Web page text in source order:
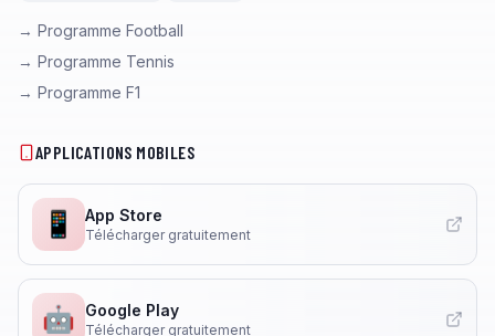
→ Programme Football
→ Programme Tennis
→ Programme F1
APPLICATIONS MOBILES
📱 App Store
Télécharger gratuitement
🤖 Google Play
Télécharger gratuitement